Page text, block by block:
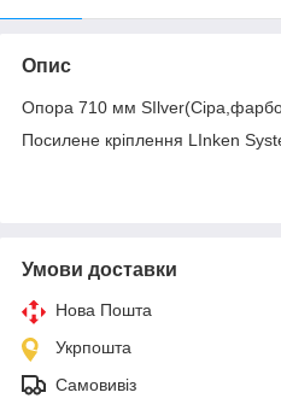
Опис
Опора 710 мм
Посилене кріплення LInken
Умови доставки
Нова Пошта
Укрпошта
Самовивіз